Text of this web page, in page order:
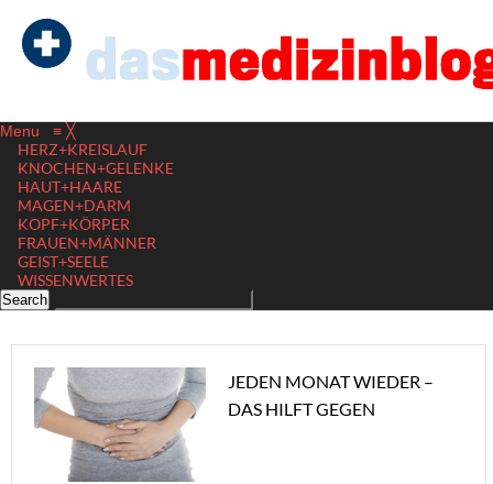
Menu ≡ ╳
HERZ+KREISLAUF
KNOCHEN+GELENKE
HAUT+HAARE
MAGEN+DARM
KOPF+KÖRPER
FRAUEN+MÄNNER
GEIST+SEELE
WISSENWERTES
JEDEN MONAT WIEDER –
DAS HILFT GEGEN